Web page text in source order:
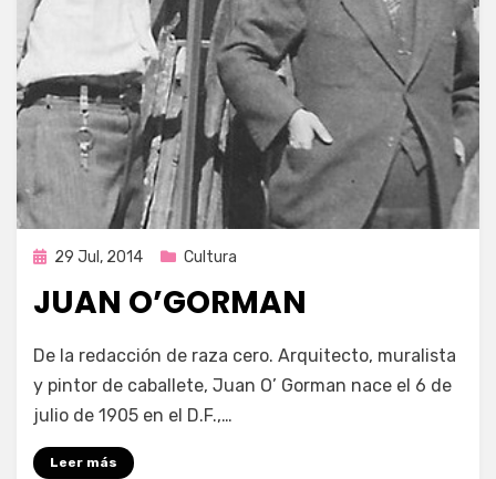
Publicada
29 Jul, 2014 Cultura
JUAN O’GORMAN
por Enrique
De la redacción de raza cero. Arquitecto, muralista
y pintor de caballete, Juan O’ Gorman nace el 6 de
julio de 1905 en el D.F.,…
Leer más